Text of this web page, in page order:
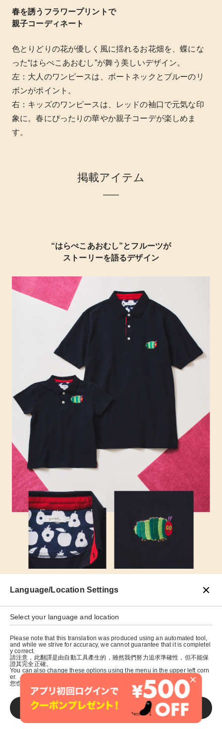
春を誘うフラワープリントで
親子コーディネート
色とりどりの花が優しく風に揺れるお花畑を、蝶にな
った“はらぺこあおむし”が舞う美しいデザイン。
左：大人のワンピースは、ボートネックとブルーのリ
ボンがポイント。
右：キッズのワンピースは、レッドの袖口で元気な印
象に。春にぴったりの華やか親子コーデが楽しめま
す。
掲載アイテム
“はらぺこあおむし”とフルーツが
ストーリーを語るデザイン
ごちそうをいっぱい食べて大きくなった“はらぺこあお
むし”が胸元にワンポイント刺繍されたデザイン。背当
ては“はらぺこあおむし”が食べて穴の空いたフルーツが
らぺこあおむし”の成長の物語が表現されたデザインで
す。爽やかなネイビーがファミリーコーデにもぴった
り。
掲載アイテム
×
Language/Location Settings
Select your language and location
Please note that this translation was produced using an automated tool,
and while we strive for accuracy, we cannot guarantee that it is completel
y correct.
請注意，此翻譯是由自動工具產生的，雖然我們努力追求準確性，但不能保
證其完全正確。
You can also change these options using the menu in the upper left corn
er.
您也可以使用左上角的選單來更改這些選項。
SAVE